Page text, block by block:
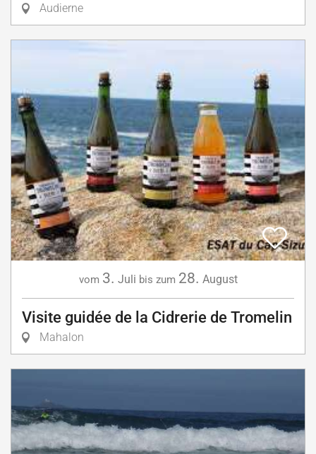
Audierne
vom 3. Juli bis zum 28. August
Visite guidée de la Cidrerie de Tromelin
Mahalon